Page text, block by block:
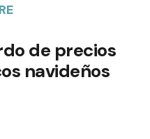
de precios
navideños